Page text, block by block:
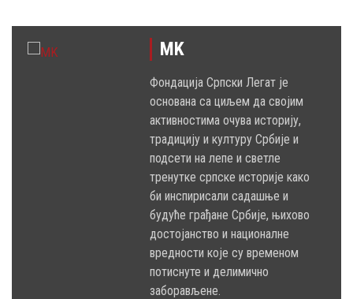
MK
Фондација Српски Легат је
основана са циљем да својим
активностима очува историју,
традицију и културу Србије и
подсети на лепе и светле
тренутке српске историје како
би инспирисали садашње и
будуће грађане Србије, њихово
достојанство и националне
вредности које су временом
потиснуте и делимично
заборављене.